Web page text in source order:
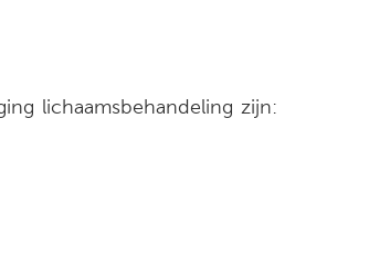
lichaamsbehandeling zijn: